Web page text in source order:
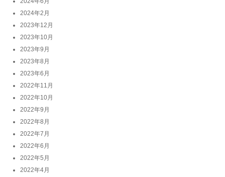
2024年2月
2023年12月
2023年10月
2023年9月
2023年8月
2023年6月
2022年11月
2022年10月
2022年9月
2022年8月
2022年7月
2022年6月
2022年5月
2022年4月